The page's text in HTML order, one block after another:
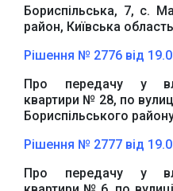
Бориспільська, 7, с.
район, Київська
Рішення № 2776 від
Про передачу у
квартири № 28, по
Бориспільського
Рішення № 2777 від
Про передачу у